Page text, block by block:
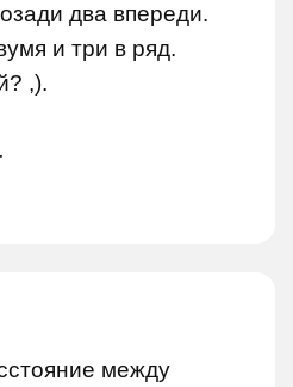
два впереди.
и три в ряд.
,).
между